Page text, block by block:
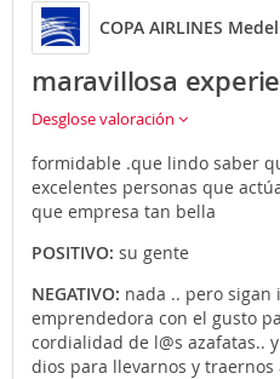
COPA AIRLINES
maravillosa
Desglose valoración
formidable .que lindo saber
excelentes personas que
que empresa tan bella
POSITIVO: su gente
NEGATIVO: nada .. pero sigan
emprendedora con el gusto
cordialidad de l@s azafatas..
dios para llevarnos y